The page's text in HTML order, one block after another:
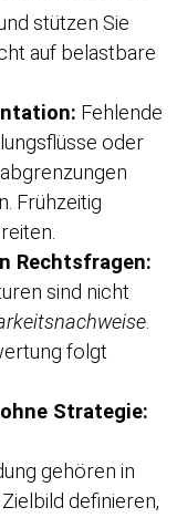
stützen Sie
auf belastbare
Fehlende
oder
Frühzeitig
Rechtsfragen:
sind nicht
folgt
Strategie:
gehören in
definieren,